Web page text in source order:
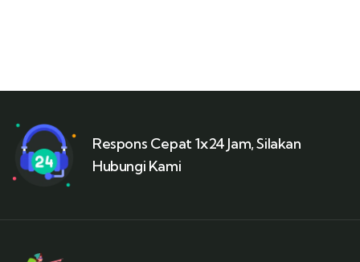
Respons Cepat 1x24 Jam, Silakan
Hubungi Kami